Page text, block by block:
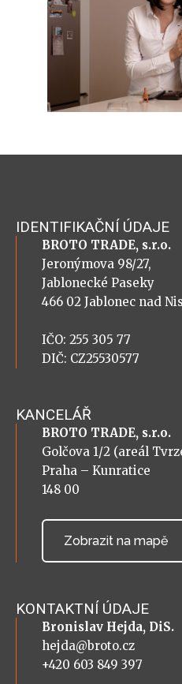
IDENTIFIKAČNÍ ÚDAJE
BROTO TRADE, s.r.o.
Jeronýmova 98/27,
Jablonecké Paseky
466 02 Jablonec nad
IČO: 255 305 77
DIČ: CZ25530577
KANCELÁŘ
BROTO TRADE, s.r.o.
Golčova 1/2 (areál
Praha – Kunratice
148 00
Zobrazit na mapě
KONTAKTNÍ ÚDAJE
Bronislav Hejda, DiS.
hejda@broto.cz
+420 603 849 397